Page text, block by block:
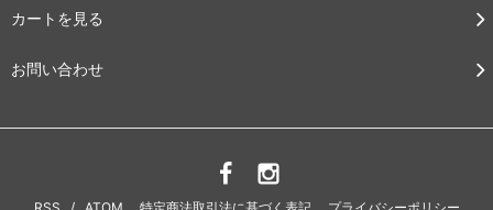
カートを見る
お問い合わせ